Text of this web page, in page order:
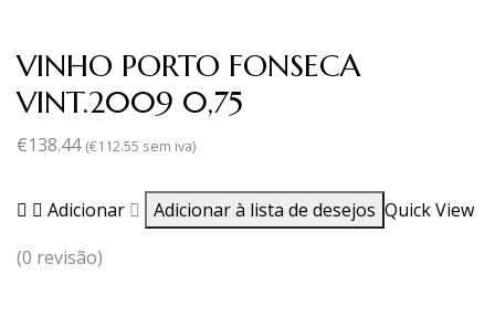
VINHO PORTO FONSECA
VINT.2009 0,75
€138.44 (€112.55 sem iva)
Adicionar Adicionar à lista de desejos Quick View
(0 revisão)